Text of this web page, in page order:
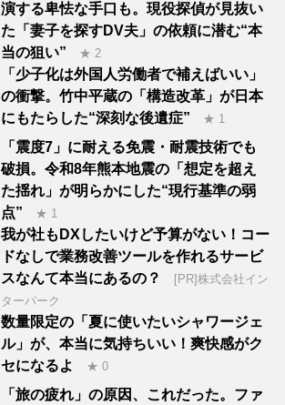
演する卑怯な手口も。現役探偵が見抜い
た「妻子を探すDV夫」の依頼に潜む“本
当の狙い”
★ 2
「少子化は外国人労働者で補えばいい」
の衝撃。竹中平蔵の「構造改革」が日本
にもたらした“深刻な後遺症”
★ 1
「震度7」に耐える免震・耐震技術でも
破損。令和8年熊本地震の「想定を超え
た揺れ」が明らかにした“現行基準の弱
点”
★ 1
我が社もDXしたいけど予算がない！コー
ドなしで業務改善ツールを作れるサービ
スなんて本当にあるの？
[PR]株式会社イン
ターパーク
数量限定の「夏に使いたいシャワージェ
ル」が、本当に気持ちいい！爽快感がク
セになるよ
★ 0
「旅の疲れ」の原因、これだった。ファ